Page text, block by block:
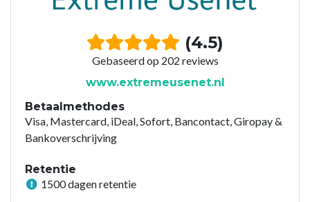
(4.5)
Gebaseerd op 202 reviews
www.extremeusenet.nl
Betaalmethodes
Visa, Mastercard, iDeal, Sofort, Bancontact, Giropay &
Bankoverschrijving
Retentie
1500 dagen retentie